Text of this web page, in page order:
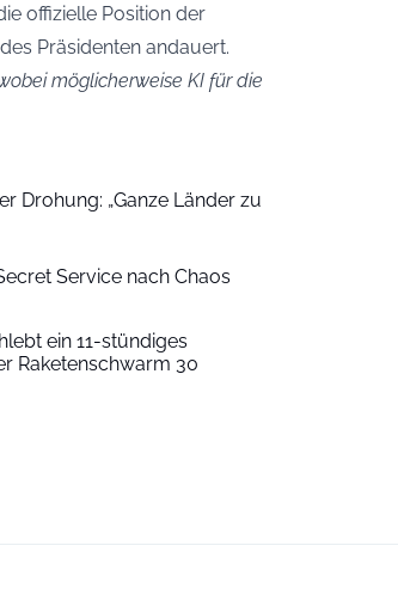
offizielle Position der
Präsidenten andauert.
möglicherweise KI für die
Drohung: „Ganze Länder zu
Service nach Chaos
ein 11-stündiges
Raketenschwarm 30